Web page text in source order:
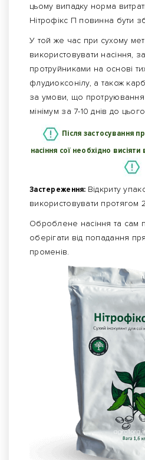
цьому випадку норма
Нітрофікс П повинна бути
У той же час при сухому
використовувати насіння,
протруйниками на основі
флудиоксонілу, а також
за умови, що
мінімум за 7-10 днів до
Після застосування
насіння сої необхідно
Застереження: Відкриту
використовувати протягом
Оброблене насіння та сам
оберігати від попадання
променів.